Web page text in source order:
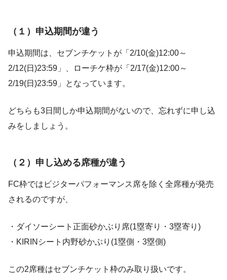
（１）申込期間が違う
申込期間は、セブンチケットが「2/10(金)12:00～
2/12(日)23:59」、ローチケ枠が「2/17(金)12:00～
2/19(日)23:59」となっています。
どちらも3日間しか申込期間がないので、忘れずに申し込
みをしましょう。
（２）申し込める席種が違う
FC枠ではビジターパフォーマンス席を除く全席種が発売
されるのですが、
・ダイソーシート正面砂かぶり席(1塁寄り・3塁寄り)
・KIRINシート内野砂かぶり(1塁側・3塁側)
この2席種はセブンチケット枠のみ取り扱いです。